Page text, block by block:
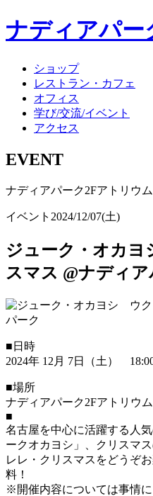
ナディアパー
ショップ
レストラン・カフェ
オフィス
学び/交流/イベント
アクセス
EVENT
ナディアパーク2Fアトリウ
イベント 2024/12/07(土)
ジューク・オカ
スマス @ナディア
■日時
2024年 12月 7日（土）
■場所
ナディアパーク2Fアトリウ
■
名古屋を中心に活躍する人
ークオカヨシ」、クリスマ
レレ・クリスマスをどう
料！
※開催内容については事情